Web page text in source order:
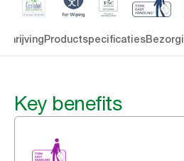
Productspecificaties
Key benefits